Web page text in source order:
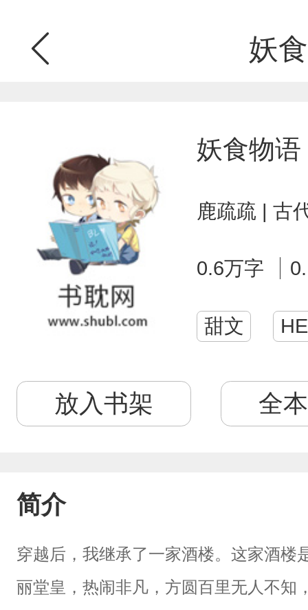
妖
妖食物语
鹿疏疏 | 古
0.6万字
甜文 HE
放入书架 全
简介
穿越后，我继承了一家酒楼。这家酒楼
丽堂皇，热闹非凡，方圆百里无人不知